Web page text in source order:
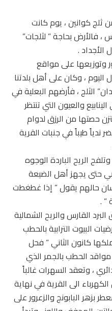
ثلج كوانين ، يوم كانت
، فالأرض بحاجة ” لثلجات”
.
وتوزيعها على مواقع
، وكان على أهل بلدتنا
الثلج ، فأرضهم البعلية في
والعيون التي تنتظر
حصتها من الرزق لدوام
ندياً طيباً في جنبات القرية
الريح الباردة الوجوه
حتى يجهز أهل الضيعة
حالهم يقول ” إذا غطغطت
.
القارس والريح الشمالية
البيوت الترابية بالحطب
كانون الثاني ” فحل
الحطب بالجمر الذي
، وتعقد السهرات غالباً
الى القرية في نهاية
بزهر البابونج والزعرور على